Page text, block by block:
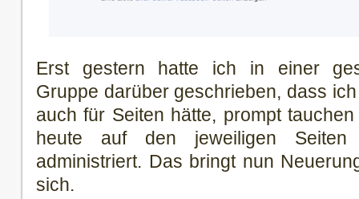
Erst gestern hatte ich in einer
Gruppe darüber geschrieben, dass
auch für Seiten hätte, prompt
heute auf den jeweiligen
administriert. Das bringt nun
sich.